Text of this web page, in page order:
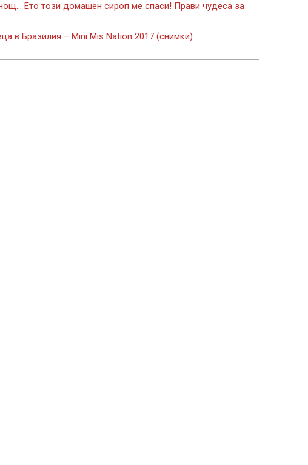
Ето този домашен сироп ме спаси! Прави чудеса за
в Бразилия – Mini Mis Nation 2017 (снимки)